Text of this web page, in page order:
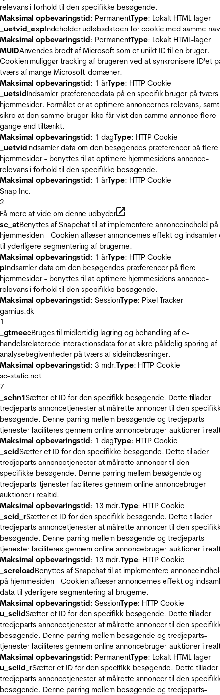
relevans i forhold til den specifikke besøgende.
Maksimal opbevaringstid: PermanentType: Lokalt HTML-lager
_uetvid_expIndeholder udløbsdatoen for cookie med samme
Maksimal opbevaringstid: PermanentType: Lokalt HTML-lager
MUIDAnvendes bredt af Microsoft som et unikt ID til en bruger.
Cookien muliggør tracking af brugeren ved at synkronisere ID'et
tværs af mange Microsoft-domæner.
Maksimal opbevaringstid: 1 årType: HTTP Cookie
_uetsidIndsamler præferencedata på en specifik bruger på tværs
hjemmesider. Formålet er at optimere annoncernes relevans, samt
sikre at den samme bruger ikke får vist den samme annonce flere
gange end tiltænkt.
Maksimal opbevaringstid: 1 dagType: HTTP Cookie
_uetvidIndsamler data om den besøgendes præferencer på flere
hjemmesider - benyttes til at optimere hjemmesidens annonce-
relevans i forhold til den specifikke besøgende.
Maksimal opbevaringstid: 1 årType: HTTP Cookie
Snap Inc.
2
Få mere at vide om denne udbyder
sc_atBenyttes af Snapchat til at implementere annonceindhold på
hjemmesiden - Cookien aflæser annoncernes effekt og indsamler
til yderligere segmentering af brugerne.
Maksimal opbevaringstid: 1 årType: HTTP Cookie
pIndsamler data om den besøgendes præferencer på flere
hjemmesider - benyttes til at optimere hjemmesidens annonce-
relevans i forhold til den specifikke besøgende.
Maksimal opbevaringstid: SessionType: Pixel Tracker
garnius.dk
1
_gtmeecBruges til midlertidig lagring og behandling af e-
handelsrelaterede interaktionsdata for at sikre pålidelig sporing af
analysebegivenheder på tværs af sideindlæsninger.
Maksimal opbevaringstid: 3 mdr.Type: HTTP Cookie
sc-static.net
7
_schn1Sætter et ID for den specifikk besøgende. Dette tillader
tredjeparts annoncetjenester at målrette annoncer til den
besøgende. Denne parring mellem besøgende og tredjeparts-
tjenester faciliteres gennem online annoncebruger-auktioner i
Maksimal opbevaringstid: 1 dagType: HTTP Cookie
_scidSætter et ID for den specifikke besøgende. Dette tillader
tredjeparts annoncetjenester at målrette annoncer til den
specifikke besøgende. Denne parring mellem besøgende og
tredjeparts-tjenester faciliteres gennem online annoncebruger-
auktioner i realtid.
Maksimal opbevaringstid: 13 mdr.Type: HTTP Cookie
_scid_rSætter et ID for den specifikk besøgende. Dette tillader
tredjeparts annoncetjenester at målrette annoncer til den
besøgende. Denne parring mellem besøgende og tredjeparts-
tjenester faciliteres gennem online annoncebruger-auktioner i
Maksimal opbevaringstid: 13 mdr.Type: HTTP Cookie
_screloadBenyttes af Snapchat til at implementere
på hjemmesiden - Cookien aflæser annoncernes effekt og
data til yderligere segmentering af brugerne.
Maksimal opbevaringstid: SessionType: HTTP Cookie
u_sclidSætter et ID for den specifikk besøgende. Dette tillader
tredjeparts annoncetjenester at målrette annoncer til den
besøgende. Denne parring mellem besøgende og tredjeparts-
tjenester faciliteres gennem online annoncebruger-auktioner i
Maksimal opbevaringstid: PermanentType: Lokalt HTML-lager
u_sclid_rSætter et ID for den specifikk besøgende. Dette tillader
tredjeparts annoncetjenester at målrette annoncer til den
besøgende. Denne parring mellem besøgende og tredjeparts-